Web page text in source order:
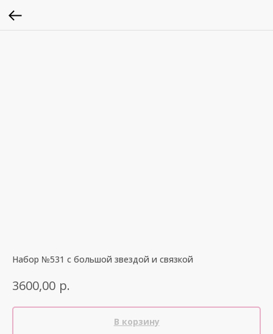
Набор №531 с большой звездой и связкой
3600,00 р.
В корзину